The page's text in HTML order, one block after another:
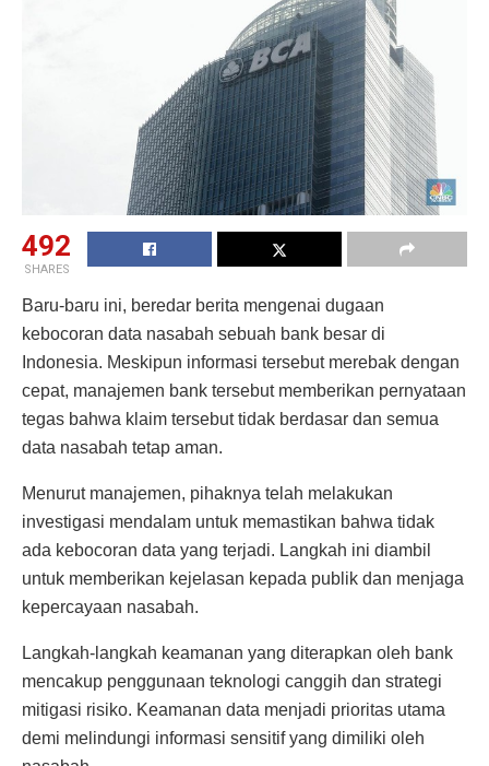
492
SHARES
Baru-baru ini, beredar berita mengenai dugaan
kebocoran data nasabah sebuah bank besar di
Indonesia. Meskipun informasi tersebut merebak dengan
cepat, manajemen bank tersebut memberikan pernyataan
tegas bahwa klaim tersebut tidak berdasar dan semua
data nasabah tetap aman.
Menurut manajemen, pihaknya telah melakukan
investigasi mendalam untuk memastikan bahwa tidak
ada kebocoran data yang terjadi. Langkah ini diambil
untuk memberikan kejelasan kepada publik dan menjaga
kepercayaan nasabah.
Langkah-langkah keamanan yang diterapkan oleh bank
mencakup penggunaan teknologi canggih dan strategi
mitigasi risiko. Keamanan data menjadi prioritas utama
demi melindungi informasi sensitif yang dimiliki oleh